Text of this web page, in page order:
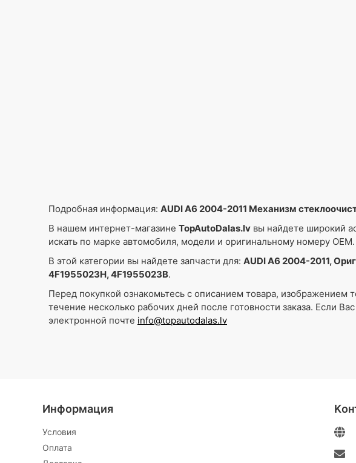
Подробная информация: AUDI A6 2004-2011 Механизм
В нашем интернет-магазине TopAutoDalas.lv вы найдете широкий
искать по марке автомобиля, модели и оригинальному номеру OEM.
В этой категории вы найдете запчасти для: AUDI A6 2004-2011,
4F1955023H, 4F1955023B.
Перед покупкой ознакомьтесь с описанием товара,
течение несколько рабочих дней после готовности заказа. Если
электронной почте info@topautodalas.lv
Информация
Условия
Oплата